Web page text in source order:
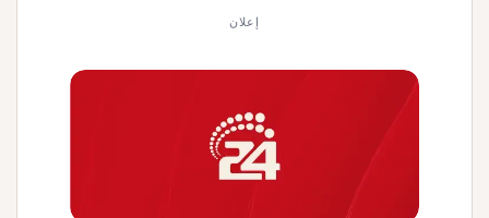
إعلان